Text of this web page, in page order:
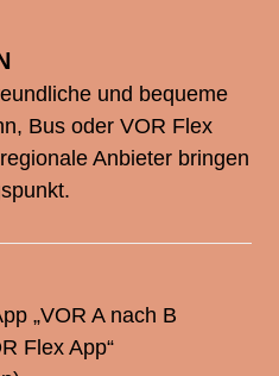
und bequeme
Bus oder VOR Flex
Anbieter bringen
„VOR A nach B
Flex App“